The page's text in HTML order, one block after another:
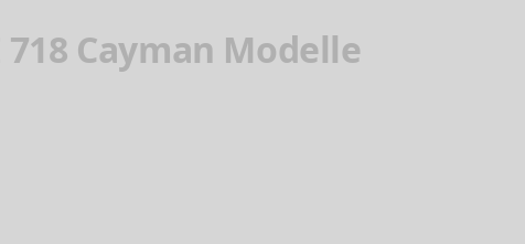
718 Cayman Modelle